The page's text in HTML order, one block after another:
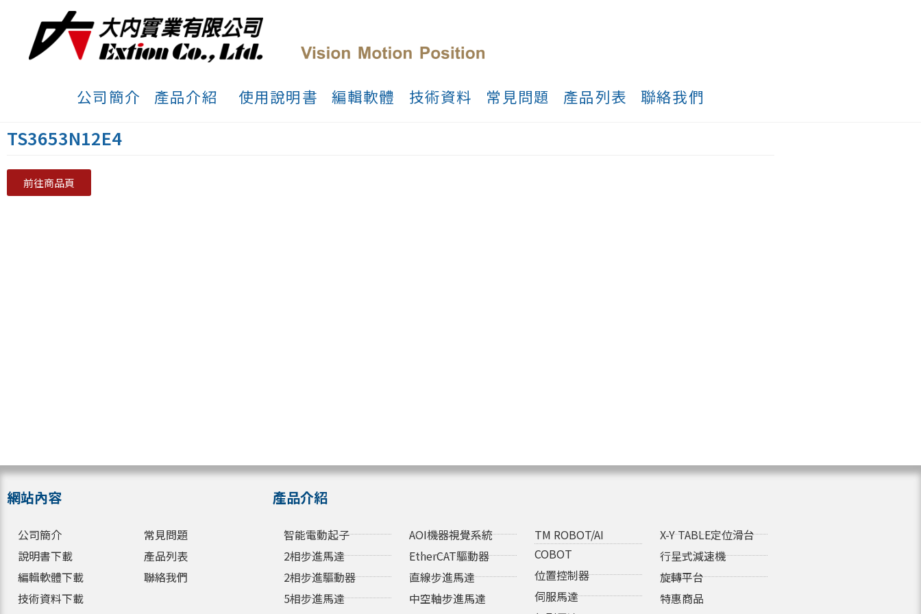
公司簡介 產品介紹 使用說明書 編輯軟體 技術資料 常見問題 產品列表 聯絡我們
TS3653N12E4
前往商品頁
網站內容
公司簡介
說明書下載
編輯軟體下載
技術資料下載
常見問題
產品列表
聯絡我們
產品介紹
智能電動起子
2相步進馬達
2相步進驅動器
5相步進馬達
AOI機器視覺系統
EtherCAT驅動器
直線步進馬達
中空軸步進馬達
TM ROBOT/AI
COBOT
位置控制器
伺服馬達
X-Y TABLE定位滑台
行星式減速機
旋轉平台
特惠商品